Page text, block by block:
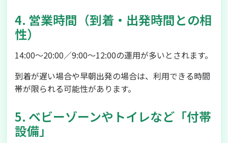
4. 営業時間（到着・出発時間との相
性）
14:00～20:00／9:00～12:00の運用が多いとされます。
到着が遅い場合や早朝出発の場合は、利用できる時間
帯が限られる可能性があります。
5. ベビーゾーンやトイレなど「付帯
設備」